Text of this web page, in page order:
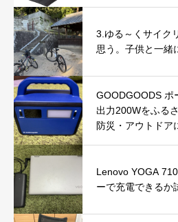
3.ゆる～くサイク
思う。子供と一緒
GOODGOODS ポ
出力200Wをふる
防災・アウトドア
Lenovo YOGA
ーで充電できるか